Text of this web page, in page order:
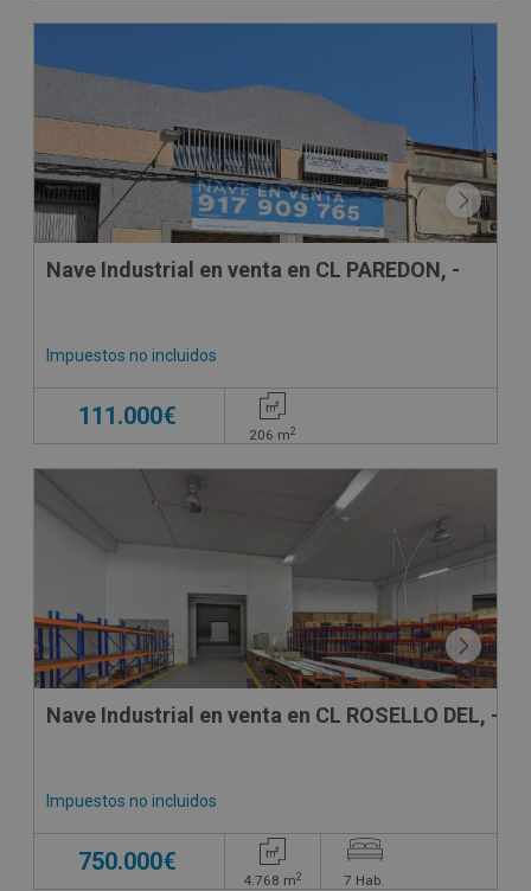
Nave Industrial en venta en CL PAREDON, -
Impuestos no incluidos
111.000€
206 m2
Nave Industrial en venta en CL ROSELLO DEL, -
Impuestos no incluidos
750.000€
4.768 m2 7 Hab.